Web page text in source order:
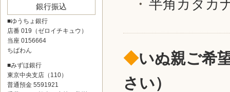
半角カタカ
◆いぬ親ご希
さい）
銀行振込
■ゆうちょ銀行
店番 019（ゼロイチキュウ）
当座 0156664
ちばわん
■みずほ銀行
東京中央支店（110）
普通預金 5591921